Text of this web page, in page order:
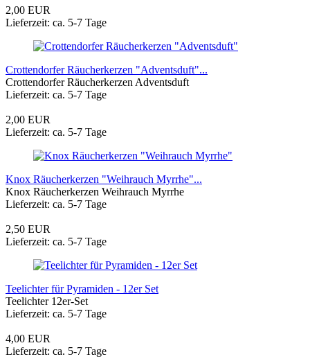
2,00 EUR
Lieferzeit: ca. 5-7 Tage
Crottendorfer Räucherkerzen "Adventsduft"...
Crottendorfer Räucherkerzen Adventsduft
Lieferzeit: ca. 5-7 Tage
2,00 EUR
Lieferzeit: ca. 5-7 Tage
Knox Räucherkerzen "Weihrauch Myrrhe"...
Knox Räucherkerzen Weihrauch Myrrhe
Lieferzeit: ca. 5-7 Tage
2,50 EUR
Lieferzeit: ca. 5-7 Tage
Teelichter für Pyramiden - 12er Set
Teelichter 12er-Set
Lieferzeit: ca. 5-7 Tage
4,00 EUR
Lieferzeit: ca. 5-7 Tage